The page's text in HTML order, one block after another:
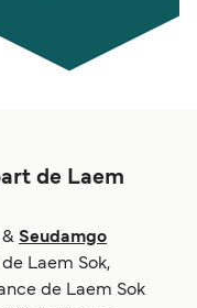
de Laem
& Seudamgo
Laem Sok,
de Laem Sok